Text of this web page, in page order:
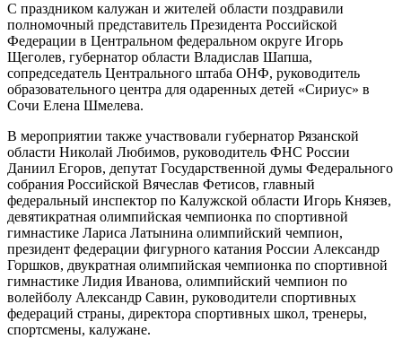
С праздником калужан и жителей области поздравили
полномочный представитель Президента Российской
Федерации в Центральном федеральном округе Игорь
Щеголев, губернатор области Владислав Шапша,
сопредседатель Центрального штаба ОНФ, руководитель
образовательного центра для одаренных детей «Сириус» в
Сочи Елена Шмелева.
В мероприятии также участвовали губернатор Рязанской
области Николай Любимов, руководитель ФНС России
Даниил Егоров, депутат Государственной думы Федерального
собрания Российской Вячеслав Фетисов, главный
федеральный инспектор по Калужской области Игорь Князев,
девятикратная олимпийская чемпионка по спортивной
гимнастике Лариса Латынина олимпийский чемпион,
президент федерации фигурного катания России Александр
Горшков, двукратная олимпийская чемпионка по спортивной
гимнастике Лидия Иванова, олимпийский чемпион по
волейболу Александр Савин, руководители спортивных
федераций страны, директора спортивных школ, тренеры,
спортсмены, калужане.